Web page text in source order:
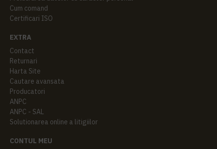
Cum comand
Certificari ISO
EXTRA
Contact
Returnari
Harta Site
Cautare avansata
Producatori
ANPC
ANPC - SAL
Solutionarea online a litigiilor
CONTUL MEU